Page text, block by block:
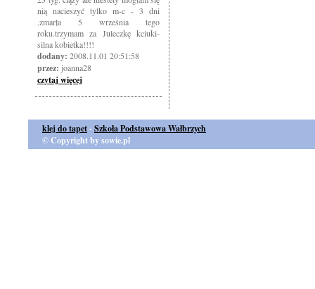
nią nacieszyć tylko m-c - 3 dni
.zmarła 5 września tego
roku.trzymam za Juleczkę kciuki-
silna kobietka!!!!
dodany: 2008.11.01 20:51:58
przez: joanna28
czytaj więcej
klej do tapet-Szkoła Podstawowa Wałbrzych
© Copyright by sowie.pl